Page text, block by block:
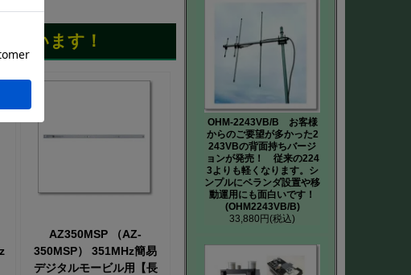
ています！
AZ350MSP （AZ-
350MSP） 351MHz簡易
デジタルモービル用【長
OHM-2243VB/B お客様
からのご要望が多かった2
243VBの背面持ちバージ
ョンが発売！ 従来の224
3よりも軽くなります。シ
ンプルにベランダ設置や移
動運用にも面白いです！
(OHM2243VB/B)
33,880円(税込)